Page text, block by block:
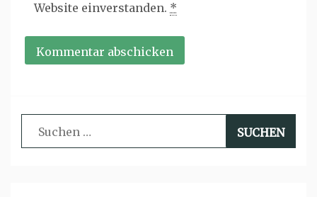
Website einverstanden. *
Suchen
nach: